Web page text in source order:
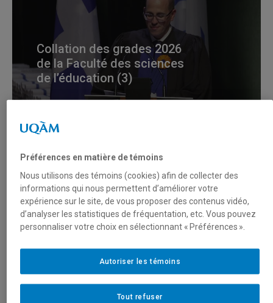
Collation des grades 2026
de la Faculté des sciences
de l’éducation (3)
Collation des grades 2026
de la Faculté des sciences
Collations des grades
Préférences en matière de témoins
Nous utilisons des témoins (cookies) afin de collecter des
informations qui nous permettent d’améliorer votre
expérience sur le site, de vous proposer des contenus vidéo,
d’analyser les statistiques de fréquentation, etc. Vous pouvez
personnaliser votre choix en sélectionnant « Préférences ».
Tout refuser
Autoriser les témoins